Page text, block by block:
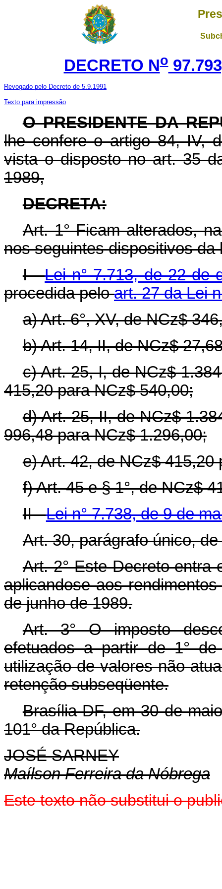
DECRETO No
Revogado pelo Decreto de 5.9.1991
Texto para impressão
O PRESIDENTE DA
lhe confere o artigo 84, IV,
vista o disposto no art. 35
1989,
DECRETA:
Art. 1° Ficam alterados,
nos seguintes dispositivos
I -Lei n° 7.713, de 22 de
procedida peloart. 27 da Lei
a) Art. 6°, XV, de NCz$
b) Art. 14, II, de NCz$
c) Art. 25, I, de NCz$
415,20 para NCz$ 540,00;
d) Art. 25, II, de NCz$
996,48 para NCz$ 1.296,00;
e) Art. 42, de NCz$ 415,20
f) Art. 45 e § 1°, de NCz$
II -Lei n° 7.738, de 9 de
Art. 30, parágrafo único,
Art. 2° Este Decreto entra
aplicando­se aos
de junho de 1989.
Art. 3° O imposto
efetuados a partir de 1°
utilização de valores não
retenção subseqüente.
Brasília-DF, em 30 de
101° da República.
JOSÉ SARNEY
Maílson Ferreira da Nóbrega
Este texto não substitui o